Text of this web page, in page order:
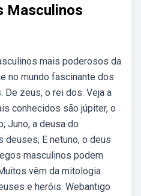
Masculinos
mais poderosos da
no mundo fascinante dos
zeus, o rei dos. Veja a
conhecidos são júpiter, o
Juno, a deusa do
deuses; E netuno, o deus
masculinos podem
vêm da mitologia
e heróis. Webantigo